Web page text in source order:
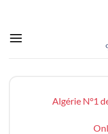
contenu
Algérie N°1